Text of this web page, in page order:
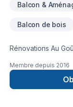
Balcon &
Balcon de bois
Rénovations Au
Calfeutrage,
Escalier et rampe,
Insonorisation,
Membre depuis 2016